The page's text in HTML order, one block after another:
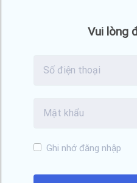
Vui lòng
Ghi nhớ đăng nhập